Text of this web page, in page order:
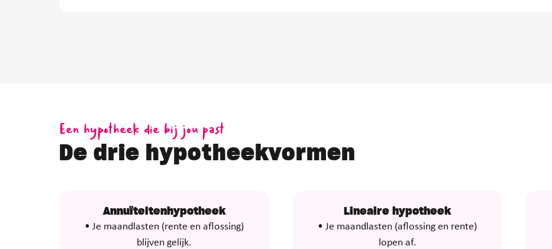
Een hypotheek die bij jou past
De drie hypotheekvormen
Annuïteitenhypotheek
• Je maandlasten (rente en aflossing)
blijven gelijk.
Lineaire hypotheek
• Je maandlasten (aflossing en rente)
lopen af.